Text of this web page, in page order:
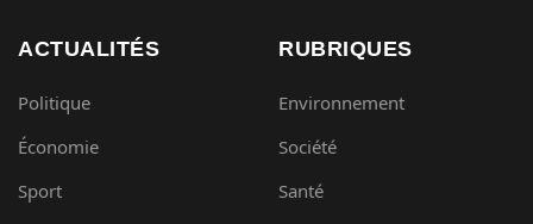
ACTUALITÉS
Politique
Économie
Sport
RUBRIQUES
Environnement
Société
Santé